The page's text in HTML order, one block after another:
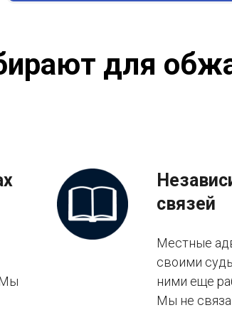
для
Мы
связей
Местные
своими
ними еще
Мы не